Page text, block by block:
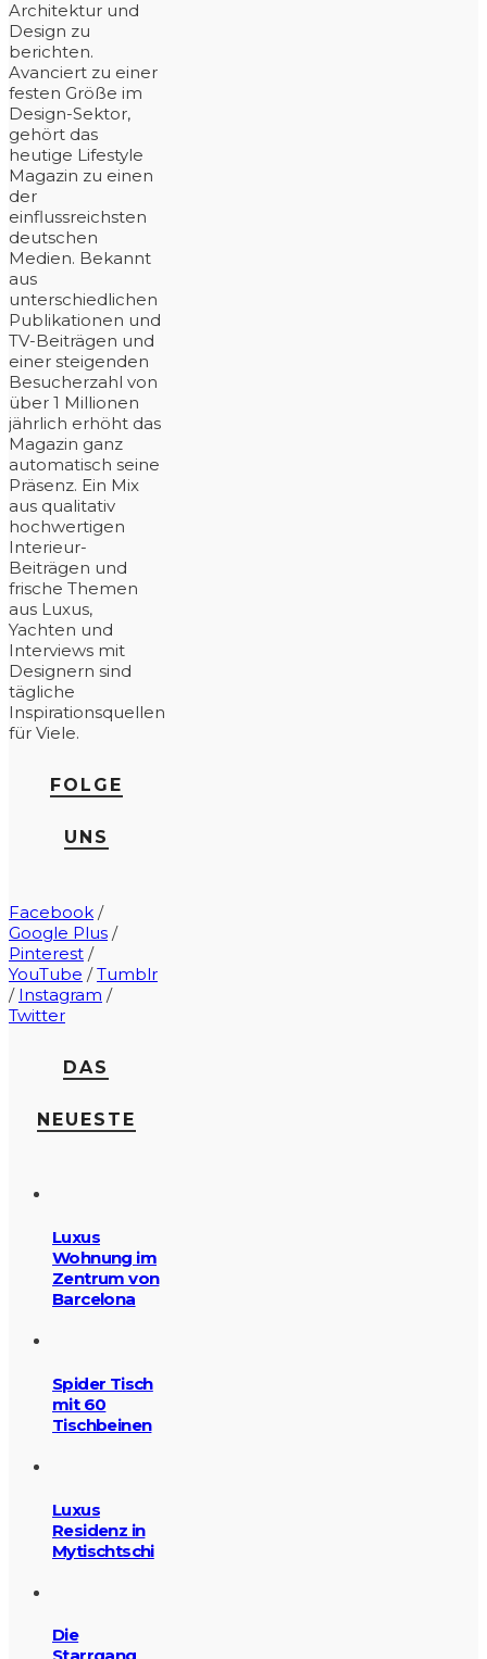
Architektur und
Design zu
berichten.
Avanciert zu einer
festen Größe im
Design-Sektor,
gehört das
heutige Lifestyle
Magazin zu einen
der
einflussreichsten
deutschen
Medien. Bekannt
aus
unterschiedlichen
Publikationen und
TV-Beiträgen und
einer steigenden
Besucherzahl von
über 1 Millionen
jährlich erhöht das
Magazin ganz
automatisch seine
Präsenz. Ein Mix
aus qualitativ
hochwertigen
Interieur-
Beiträgen und
frische Themen
aus Luxus,
Yachten und
Interviews mit
Designern sind
tägliche
Inspirationsquellen
für Viele.
FOLGE
UNS
Facebook /
Google Plus /
Pinterest /
YouTube /Tumblr
/ Instagram /
Twitter
DAS
NEUESTE
Luxus
Wohnung im
Zentrum von
Barcelona
Spider Tisch
mit 60
Tischbeinen
Luxus
Residenz in
Mytischtschi
Die